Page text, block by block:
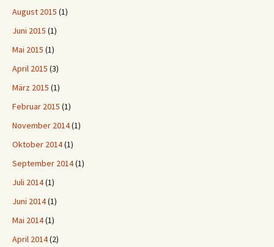
August 2015 (1)
Juni 2015 (1)
Mai 2015 (1)
April 2015 (3)
März 2015 (1)
Februar 2015 (1)
November 2014(1)
Oktober 2014(1)
September 2014(1)
Juli 2014(1)
Juni 2014(1)
Mai 2014(1)
April 2014(2)